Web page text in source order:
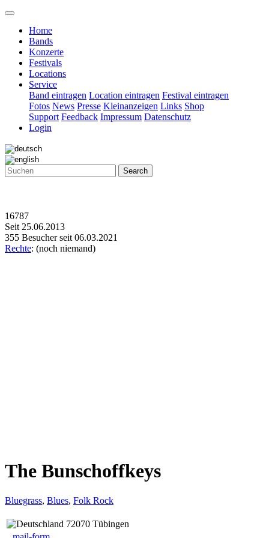
Home
Bands
Konzerte
Festivals
Locations
Service
Band eintragen Location eintragen Festival eintragen
Fotos News Presse Kleinanzeigen Links Shop
Support Feedback Impressum Datenschutz
Login
Search
16787
Seit 25.06.2013
355 Besucher seit 06.03.2021
Rechte: (noch niemand)
The Bunschoffkeys
Bluegrass, Blues, Folk Rock
72070 Tübingen